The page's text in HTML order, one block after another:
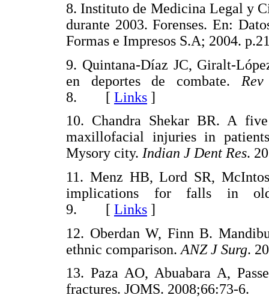
8. Instituto de Medicina Legal y
durante 2003. Forenses. En:
Formas e Impresos S.A;
9. Quintana-Díaz JC, Giralt-
en deportes de combate.
8. [ Links ]
10. Chandra Shekar BR. A
maxillofacial injuries in
Mysory city. Indian J Dent Res.
11. Menz HB, Lord SR,
implications for falls in
9. [ Links ]
12. Oberdan W, Finn B.
ethnic comparison. ANZ J Surg.
13. Paza AO, Abuabara A,
fractures. JOMS. 2008;66:73-